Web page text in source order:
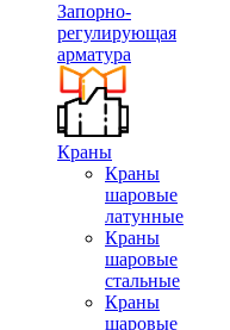
Запорно-
регулирующая
арматура
Краны
Краны
шаровые
латунные
Краны
шаровые
стальные
Краны
шаровые